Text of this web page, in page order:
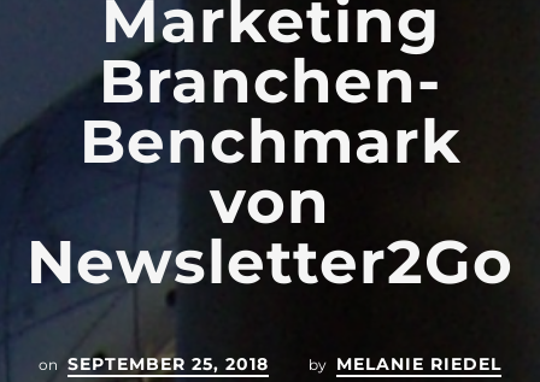
Marketing
Branchen-
Benchmark
von
Newsletter2Go
on SEPTEMBER 25, 2018 by MELANIE RIEDEL